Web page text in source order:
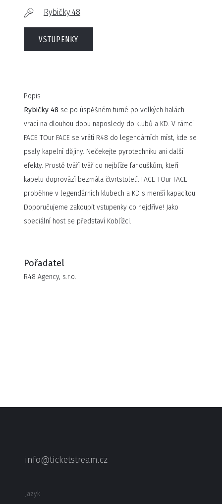
Rybičky 48
VSTUPENKY
Popis
Rybičky 48 se po úspěšném turné po velkých halách
vrací na dlouhou dobu naposledy do klubů a KD. V rámci
FACE TOur FACE se vrátí R48 do legendárních míst, kde se
psaly kapelní dějiny. Nečekejte pyrotechniku ani další
efekty. Prostě tváří tvář co nejblíže fanouškům, kteří
kapelu doprovází bezmála čtvrtstoletí. FACE TOur FACE
proběhne v legendárních klubech a KD s menší kapacitou.
Doporučujeme zakoupit vstupenky co nejdříve! Jako
speciální host se představí Koblížci.
Pořadatel
R48 Agency, s.r.o.
info@ticketstream.cz
Jazyk